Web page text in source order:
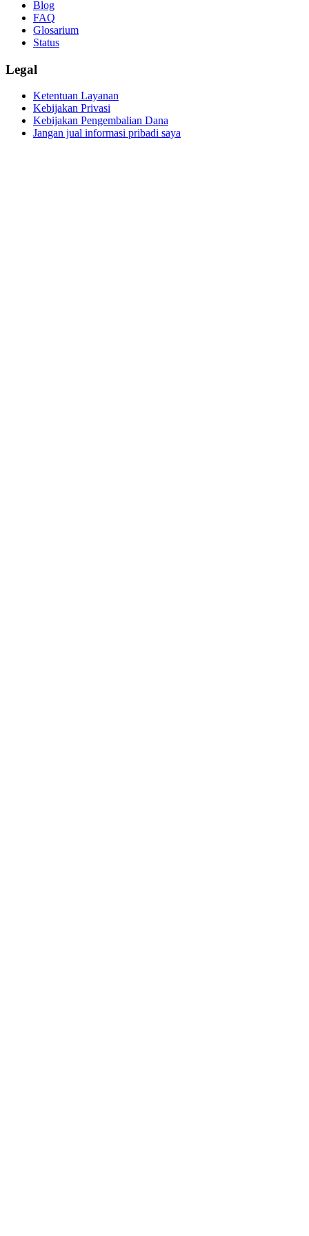
Blog
FAQ
Glosarium
Status
Legal
Ketentuan Layanan
Kebijakan Privasi
Kebijakan Pengembalian Dana
Jangan jual informasi pribadi saya